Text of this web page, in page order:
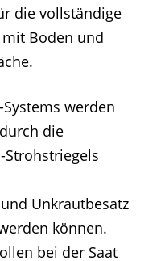
die vollständige
mit Boden und
werden
die
Strohstriegels
Unkrautbesatz
können.
bei der Saat